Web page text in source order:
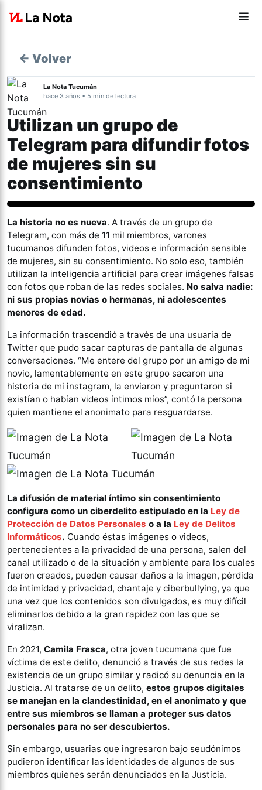
← Volver
La Nota Tucumán
hace 3 años • 5 min de lectura
Utilizan un grupo de
Telegram para difundir fotos
de mujeres sin su
consentimiento
Género y Diversidad
La historia no es nueva. A través de un grupo de
Telegram, con más de 11 mil miembros, varones
tucumanos difunden fotos, videos e información sensible
de mujeres, sin su consentimiento. No solo eso, también
utilizan la inteligencia artificial para crear imágenes falsas
con fotos que roban de las redes sociales. No salva nadie:
ni sus propias novias o hermanas, ni adolescentes
menores de edad.
La información trascendió a través de una usuaria de
Twitter que pudo sacar capturas de pantalla de algunas
conversaciones. “Me entere del grupo por un amigo de mi
novio, lamentablemente en este grupo sacaron una
historia de mi instagram, la enviaron y preguntaron si
existían o habían videos íntimos míos”, contó la persona
quien mantiene el anonimato para resguardarse.
La difusión de material íntimo sin consentimiento
configura como un ciberdelito estipulado en la Ley de
Protección de Datos Personales o a la Ley de Delitos
Informáticos. Cuando éstas imágenes o videos,
pertenecientes a la privacidad de una persona, salen del
canal utilizado o de la situación y ambiente para los cuales
fueron creados, pueden causar daños a la imagen, pérdida
de intimidad y privacidad, chantaje y ciberbullying, ya que
una vez que los contenidos son divulgados, es muy difícil
eliminarlos debido a la gran rapidez con las que se
viralizan.
En 2021, Camila Frasca, otra joven tucumana que fue
víctima de este delito, denunció a través de sus redes la
existencia de un grupo similar y radicó su denuncia en la
Justicia. Al tratarse de un delito, estos grupos digitales
se manejan en la clandestinidad, en el anonimato y que
entre sus miembros se llaman a proteger sus datos
personales para no ser descubiertos.
Sin embargo, usuarias que ingresaron bajo seudónimos
pudieron identificar las identidades de algunos de sus
miembros quienes serán denunciados en la Justicia.